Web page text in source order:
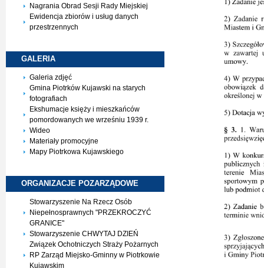
Nagrania Obrad Sesji Rady Miejskiej
Ewidencja zbiorów i usług danych
przestrzennych
GALERIA
Galeria zdjęć
Gmina Piotrków Kujawski na starych
fotografiach
Ekshumacje księży i mieszkańców
pomordowanych we wrześniu 1939 r.
Wideo
Materiały promocyjne
Mapy Piotrkowa Kujawskiego
ORGANIZACJE POZARZĄDOWE
Stowarzyszenie Na Rzecz Osób
Niepełnosprawnych "PRZEKROCZYĆ
GRANICE"
Stowarzyszenie CHWYTAJ DZIEŃ
Związek Ochotniczych Straży Pożarnych
RP Zarząd Miejsko-Gminny w Piotrkowie
Kujawskim